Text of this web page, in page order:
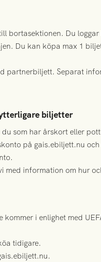
bortasektionen. Du
Du kan köpa max 1
partnerbiljett. Separat
biljetter
som har årskort eller
på gais.ebiljett.nu
information om hur
i enlighet med
tidigare.